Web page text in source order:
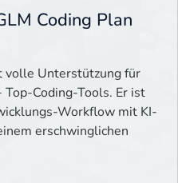
Coding Plan
volle Unterstützung für
Top-Coding-Tools. Er ist
Workflow mit KI-
erschwinglichen